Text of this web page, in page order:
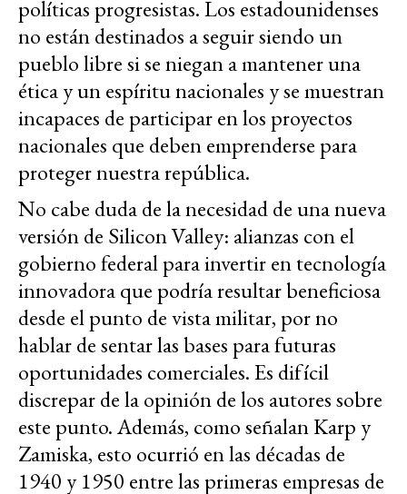
políticas progresistas. Los estadounidenses
no están destinados a seguir siendo un
pueblo libre si se niegan a mantener una
ética y un espíritu nacionales y se muestran
incapaces de participar en los proyectos
nacionales que deben emprenderse para
proteger nuestra república.
No cabe duda de la necesidad de una nueva
versión de Silicon Valley: alianzas con el
gobierno federal para invertir en tecnología
innovadora que podría resultar beneficiosa
desde el punto de vista militar, por no
hablar de sentar las bases para futuras
oportunidades comerciales. Es difícil
discrepar de la opinión de los autores sobre
este punto. Además, como señalan Karp y
Zamiska, esto ocurrió en las décadas de
1940 y 1950 entre las primeras empresas de